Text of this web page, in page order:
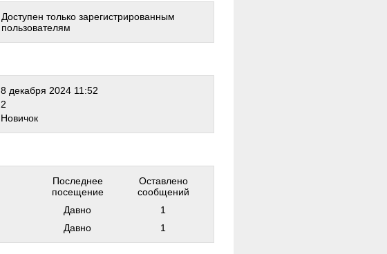
Доступен только зарегистрированным
пользователям
8 декабря 2024 11:52
2
Новичок
Последнее
посещение
Оставлено
сообщений
Давно
1
Давно 1